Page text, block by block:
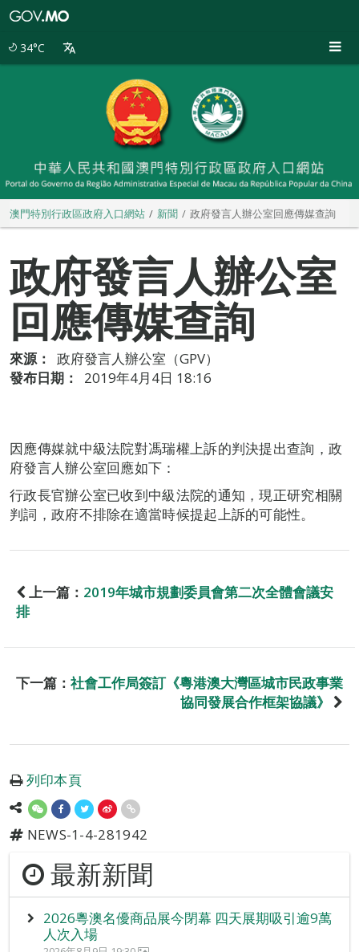
34°C
澳門特別行政區政府入口網站 新聞 政府發言人辦公室回應傳媒查詢
政府發言人辦公室
回應傳媒查詢
來源：
政府發言人辦公室（GPV）
發布日期：
2019年4月4日 18:16
因應傳媒就中級法院對馮瑞權上訴的判決提出查詢，政
府發言人辦公室回應如下：
行政長官辦公室已收到中級法院的通知，現正研究相關
判詞，政府不排除在適當時候提起上訴的可能性。
上一篇： 2019年城市規劃委員會第二次全體會議安
排
下一篇： 社會工作局簽訂《粵港澳大灣區城市民政事業
協同發展合作框架協議》
列印本頁
NEWS-1-4-281942
最新新聞
2026粵澳名優商品展今閉幕 四天展期吸引逾9萬
人次入場